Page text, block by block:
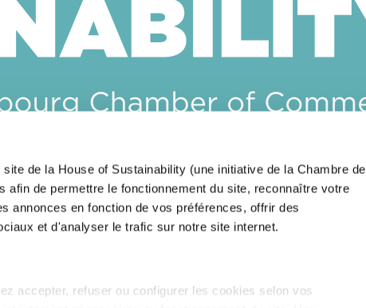
de la House of Sustainability (une initiative de la Chambre de
afin de permettre le fonctionnement du site, reconnaître votre
annonces en fonction de vos préférences, offrir des
et d'analyser le trafic sur notre site internet.
accepter, refuser ou configurer les cookies selon vos
CONTACTEZ-NOUS
RESTEZ INFORMÉ(E)S